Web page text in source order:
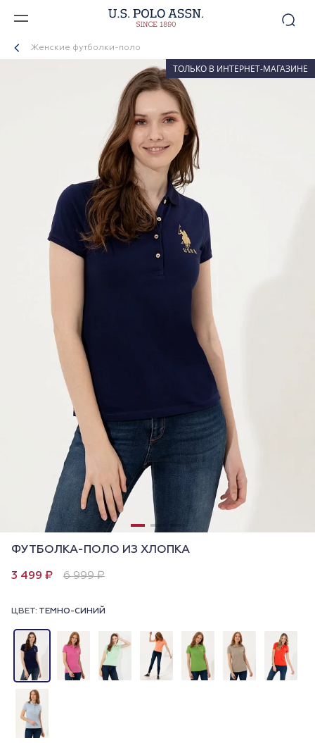
Женские футболки-поло
ТОЛЬКО В ИНТЕРНЕТ-МАГАЗИНЕ
ФУТБОЛКА-ПОЛО ИЗ ХЛОПКА
3 499 ₽ 6 999 ₽
ЦВЕТ: ТЕМНО-СИНИЙ